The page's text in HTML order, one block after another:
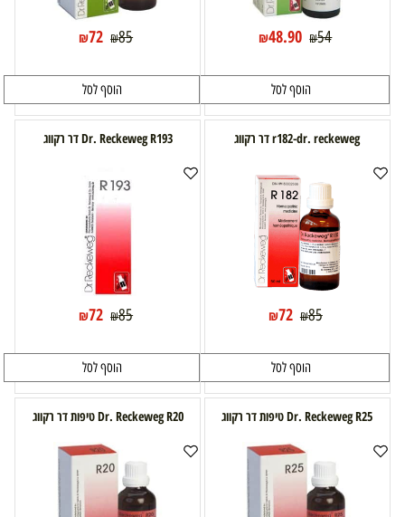
₪54
₪48.90
הוסף לסל
₪85
₪72
הוסף לסל
r182-dr. reckeweg דר רקווג
₪85
₪72
הוסף לסל
Dr. Reckeweg R193 דר רקווג
₪85
₪72
הוסף לסל
Dr. Reckeweg R25 טיפות דר רקווג Dr. Reckeweg R20 טיפות דר רקווג